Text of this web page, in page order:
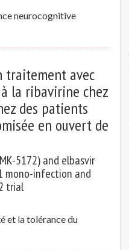
neurocognitive
traitement avec
la ribavirine chez
des patients
en ouvert de
5172) and elbasvir
mono-infection and
trial
et la tolérance du